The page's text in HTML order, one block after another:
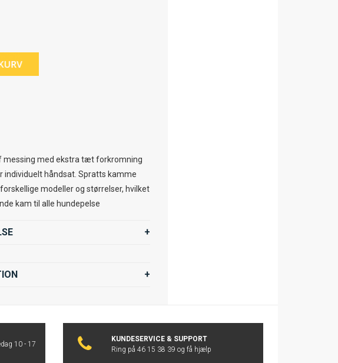
messing med ekstra tæt forkromning
individuelt håndsat. Spratts kamme
modeller og størrelser, hvilket
kam til alle hundepelse
10 - 17
KUNDESERVICE & SUPPORT
Ring på 46 15 38 39 og få hjælp